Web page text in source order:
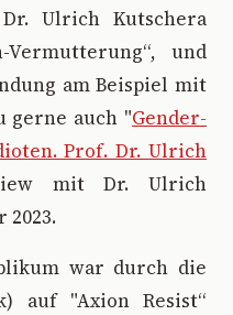
Ulrich Kutschera
und
am Beispiel mit
gerne auch "Gender-
Prof. Dr. Ulrich
mit Dr. Ulrich
2023.
war durch die
auf "Axion Resist“